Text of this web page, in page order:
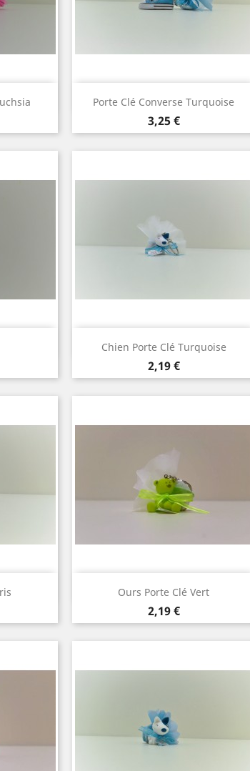
Porte Clé Converse Turquoise
Prix
3,25 €
Aperçu rapide
Chien Porte Clé Turquoise
Prix
2,19 €
 Aperçu rapide
Ours Porte Clé Vert
Prix
2,19 €
Aperçu rapide